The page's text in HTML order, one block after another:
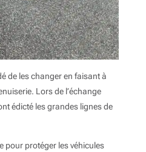
de les changer en faisant à
Lors de l’échange
édicté les grandes lignes de
pour protéger les véhicules